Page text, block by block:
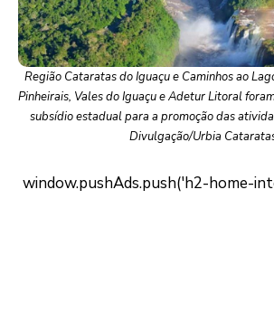
Região Cataratas do Iguaçu e Caminhos ao
Pinheirais, Vales do Iguaçu e Adetur Litoral
subsídio estadual para a promoção das
Divulgação/Urbia